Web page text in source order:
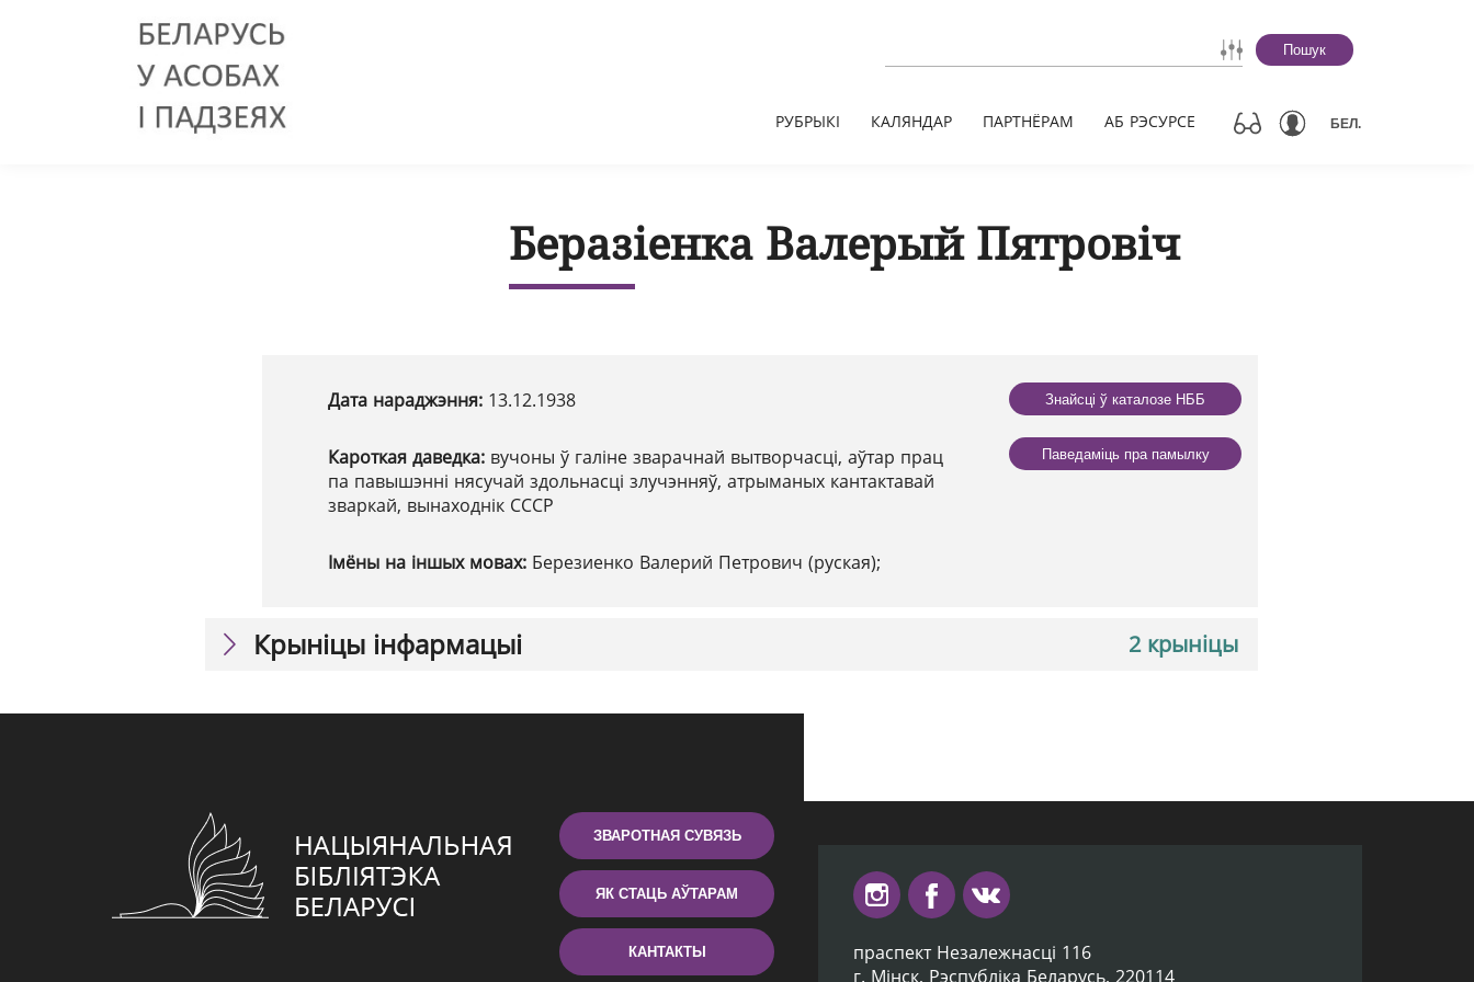
Пошук
РУБРЫКІ КАЛЯНДАР ПАРТНЁРАМ АБ РЭСУРСЕ БЕЛ.
Беразіенка Валерый Пятровіч
Дата нараджэння: 13.12.1938
Кароткая даведка: вучоны ў галіне зварачнай вытворчасці, аўтар прац
па павышэнні нясучай здольнасці злучэнняў, атрыманых кантактавай
зваркай, вынаходнік СССР
Імёны на іншых мовах: Березиенко Валерий Петрович (руская);
Знайсці ў каталозе НББ
Паведаміць пра памылку
2 крыніцы
Крыніцы інфармацыі
ЗВАРОТНАЯ СУВЯЗЬ
ЯК СТАЦЬ АЎТАРАМ
КАНТАКТЫ
праспект Незалежнасці 116
г. Мiнск, Рэспубліка Беларусь, 220114